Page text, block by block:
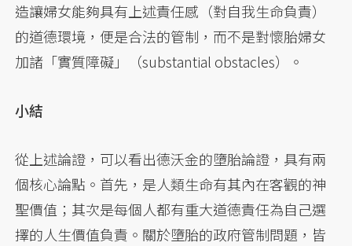
造讓婦女能夠具有上述責任感（對自我生命負責）
的道德環境，便是合法的管制，而不是對懷胎婦女
加諸「實質障礙」（substantial obstacles）。
小結
從上述論證，可以看出德沃金的墮胎論證，具有兩
個核心論點。首先，是人類生命有其內在客觀的神
聖價值；其次是每個人都有重大道德責任為自己選
擇的人生價值負責。關於墮胎的政府管制問題，皆